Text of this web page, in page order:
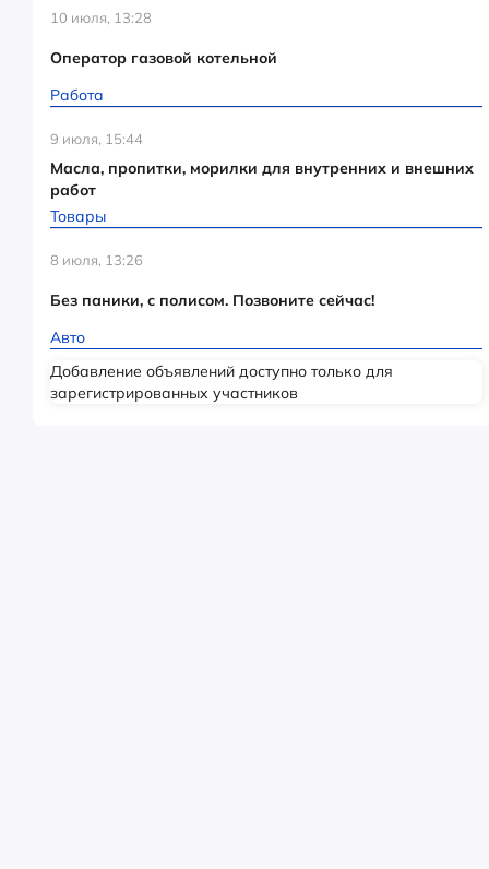
10 июля, 13:28
Оператор газовой котельной
Работа
9 июля, 15:44
Масла, пропитки, морилки для внутренних и внешних
работ
Товары
8 июля, 13:26
Без паники, с полисом. Позвоните сейчас!
Авто
Добавление объявлений доступно только для
зарегистрированных участников